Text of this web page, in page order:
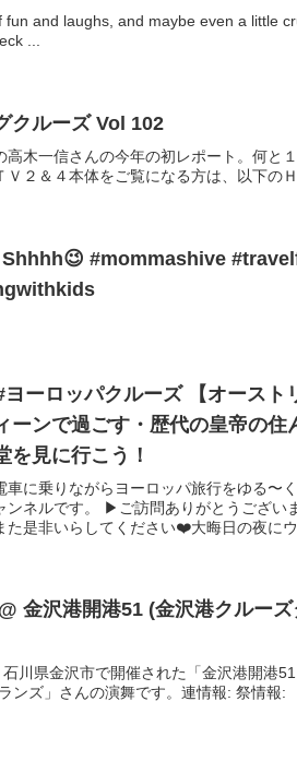
and laughs, and maybe even a little
...
クルーズ Vol 102
高木一信さんの今年の初レポート。何と
Ｖ２＆４本体をご覧になる方は、以下の
#mommashive
ーロッパクルーズ 【オースト
ーンで過ごす・歴代の皇帝の住
を見に行こう！
車に乗りながらヨーロッパ旅行をゆる〜
ネルです。 ▶︎ご訪問ありがとうござい
是非いらしてください❤️大晦日の夜に
金沢港開港51 (金沢港クルー
川県金沢市で開催された「金沢港開港
ンズ」さんの演舞です。連情報: 祭情報: